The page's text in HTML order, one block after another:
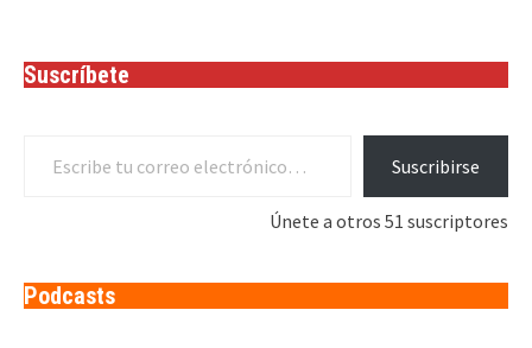
Suscríbete
Suscribirse
Únete a otros 51 suscriptores
Podcasts